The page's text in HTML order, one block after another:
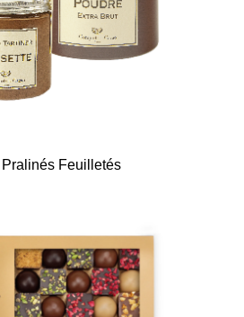
Pralinés Feuilletés